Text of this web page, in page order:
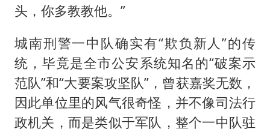
头，你多教教他。”
城南刑警一中队确实有“欺负新人”的传
统，毕竟是全市公安系统知名的“破案示
范队”和“大要案攻坚队”，曾获嘉奖无数，
因此单位里的风气很奇怪，并不像司法行
政机关，而是类似于军队，整个一中队驻